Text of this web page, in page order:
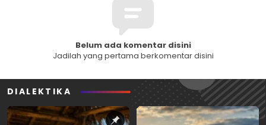
Belum ada komentar disini
Jadilah yang pertama berkomentar disini
DIALEKTIKA